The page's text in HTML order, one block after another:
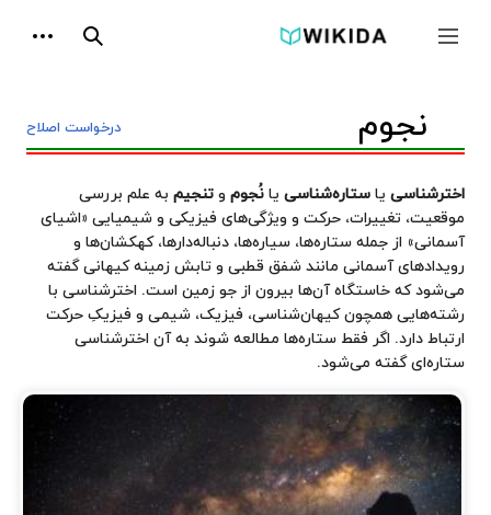
جمع و باز کردن نوار کناری جستجو
درخواست اصلاح نجوم
اخترشناسی یا ستاره‌شناسی یا نُجوم و تنجیم به علم بررسی
موقعیت، تغییرات، حرکت و ویژگی‌های فیزیکی و شیمیایی «اشیای
آسمانی» از جمله ستاره‌ها، سیاره‌ها، دنباله‌دارها، کهکشان‌ها و
رویدادهای آسمانی مانند شفق قطبی و تابش زمینه کیهانی گفته
می‌شود که خاستگاه آن‌ها بیرون از جو زمین است. اخترشناسی با
رشته‌هایی همچون کیهان‌شناسی، فیزیک، شیمی و فیزیکِ حرکت
ارتباط دارد. اگر فقط ستاره‌ها مطالعه شوند به آن اخترشناسی
ستاره‌ای گفته می‌شود.